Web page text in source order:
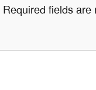
Required fields are